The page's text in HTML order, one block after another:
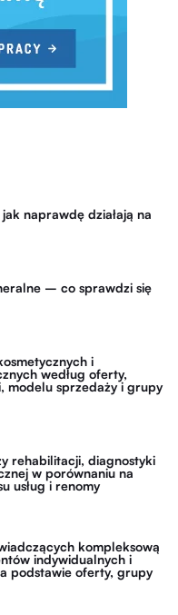
naprawdę działają na
– co sprawdzi się
i
według oferty,
modelu sprzedaży i grupy
rehabilitacji, diagnostyki
w porównaniu na
usług i renomy
kompleksową
indywidualnych i
podstawie oferty, grupy